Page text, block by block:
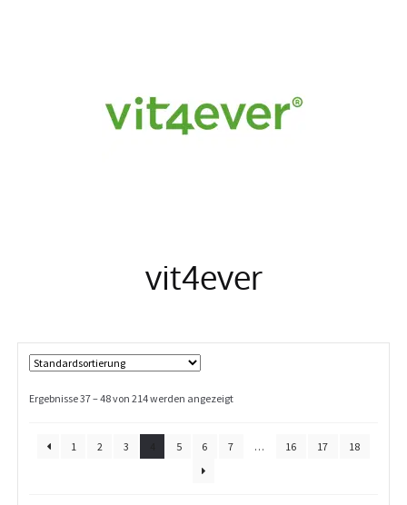
vit4ever
Ergebnisse 37 – 48 von 214 werden angezeigt
1 2 3 5 6 7 … 16 17 18